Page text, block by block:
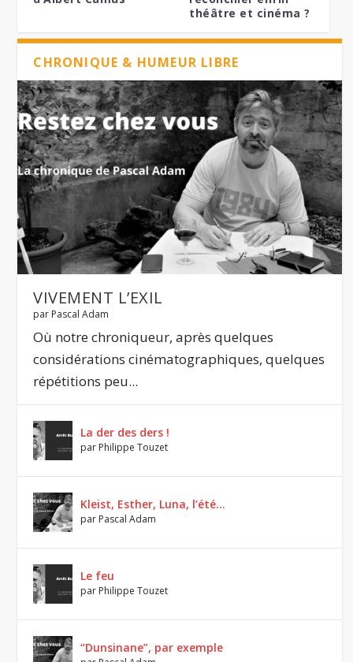
théâtre et cinéma ?
CHRONIQUE & HUMEUR LIBRE
VIVEMENT L’EXIL
par Pascal Adam
Où notre chroniqueur, après quelques
considérations cinématographiques, quelques
répétitions peu...
La der des ders !
par Philippe Touzet
Kleist, Esther, Luna, l’été…
par Pascal Adam
Le feu
par Philippe Touzet
“Dunsinane”, par exemple